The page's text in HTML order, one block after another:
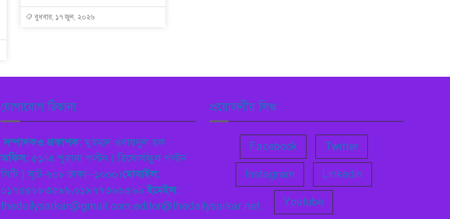
বুধবার, ১৭ জুন, ২০২৬
যোগাযোগ ঠিকানা
সম্পাদকও প্রকাশক:মুহম্মদ ওবায়দুল হক
অফিস: ৫১/এ পুরানা পল্টন ( রিসোর্সফুল পল্টন
সিটি ) স্যুট-৬০৮ ঢাকা--১০০০।মোবাইল:
০১৭৫৫৮৮৩৫৯৬,০১৯৭৭৩৬৬৫৬৬ইমেইল:
thedailysarkar@gmail.com,editor@thedailysarkar.net.
প্রয়োজনীয় লিঙ্ক
Facebook Twitter
Instagram Linkedin
Youtube